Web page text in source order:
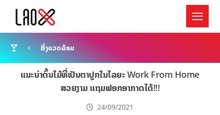
ສິ່ງແວດລ້ອມ
ແນະນຳຕົ້ນໄມ້ທີ່ເປັນຕາປູກໃນໄລຍະ Work From Home
ສວຍງາມ ແຖມຟອກອາກາດໄດ້!!!
24/09/2021